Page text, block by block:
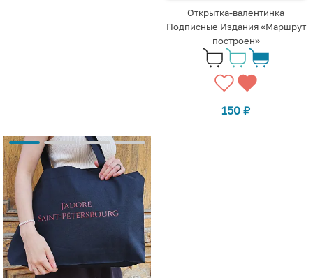
Открытка-валентинка
Подписные Издания «Маршрут
построен»
150 ₽